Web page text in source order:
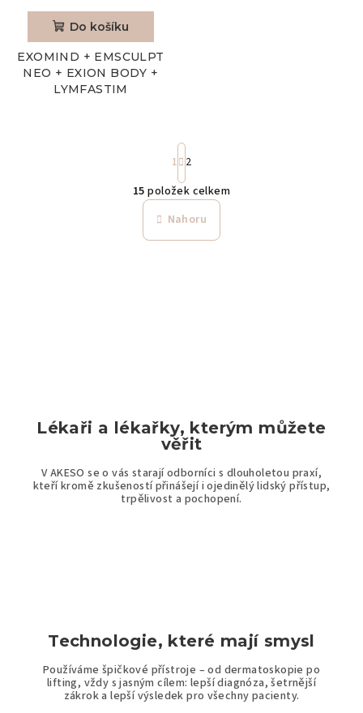
Do košíku
EXOMIND + EMSCULPT
NEO + EXION BODY +
LYMFASTIM
O
v
l
v
k
y
u
S
t
r
á
n
k
o
1 2
15 položek celkem
Nahoru
Lékaři a lékařky, kterým můžete
věřit
V AKESO se o vás starají odborníci s dlouholetou praxí,
kteří kromě zkušeností přinášejí i ojedinělý lidský přístup,
trpělivost a pochopení.
Technologie, které mají smysl
Používáme špičkové přístroje – od dermatoskopie po
lifting, vždy s jasným cílem: lepší diagnóza, šetrnější
zákrok a lepší výsledek pro všechny pacienty.